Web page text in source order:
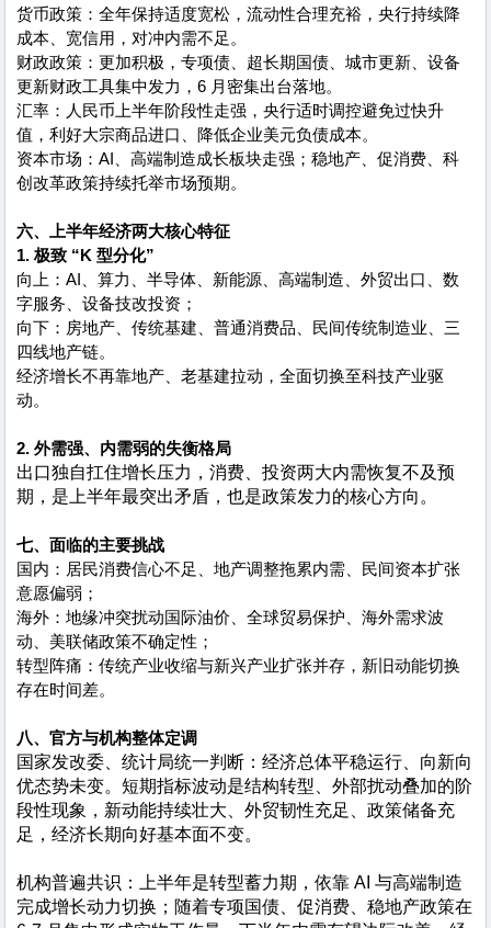
货币政策：全年保持适度宽松，流动性合理充裕，央行持续降
成本、宽信用，对冲内需不足。
财政政策：更加积极，专项债、超长期国债、城市更新、设备
更新财政工具集中发力，6 月密集出台落地。
汇率：人民币上半年阶段性走强，央行适时调控避免过快升
值，利好大宗商品进口、降低企业美元负债成本。
资本市场：AI、高端制造成长板块走强；稳地产、促消费、科
创改革政策持续托举市场预期。
六、上半年经济两大核心特征
1. 极致 “K 型分化”
向上：AI、算力、半导体、新能源、高端制造、外贸出口、数
字服务、设备技改投资；
向下：房地产、传统基建、普通消费品、民间传统制造业、三
四线地产链。
经济增长不再靠地产、老基建拉动，全面切换至科技产业驱
动。
2. 外需强、内需弱的失衡格局
出口独自扛住增长压力，消费、投资两大内需恢复不及预
期，是上半年最突出矛盾，也是政策发力的核心方向。
七、面临的主要挑战
国内：居民消费信心不足、地产调整拖累内需、民间资本扩张
意愿偏弱；
海外：地缘冲突扰动国际油价、全球贸易保护、海外需求波
动、美联储政策不确定性；
转型阵痛：传统产业收缩与新兴产业扩张并存，新旧动能切换
存在时间差。
八、官方与机构整体定调
国家发改委、统计局统一判断：经济总体平稳运行、向新向
优态势未变。短期指标波动是结构转型、外部扰动叠加的阶
段性现象，新动能持续壮大、外贸韧性充足、政策储备充
足，经济长期向好基本面不变。
机构普遍共识：上半年是转型蓄力期，依靠 AI 与高端制造
完成增长动力切换；随着专项国债、促消费、稳地产政策在